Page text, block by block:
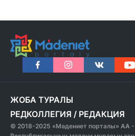
ЖОБА ТУРАЛЫ
РЕДКОЛЛЕГИЯ / РЕДАКЦИЯ
© 2018-2025 «Мәдениет порталы» АА -